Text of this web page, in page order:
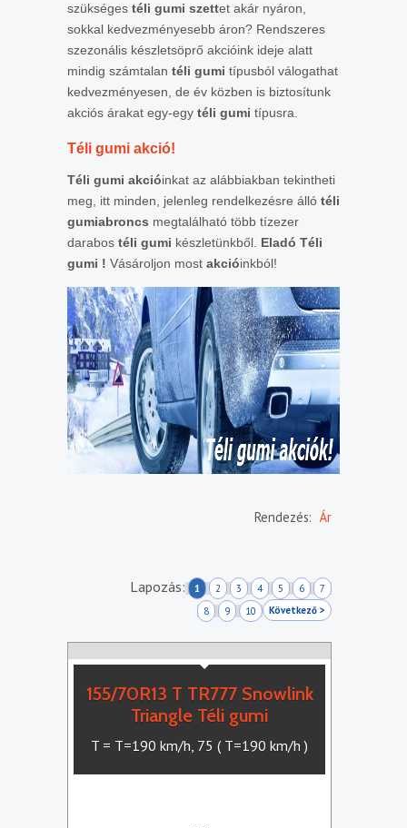
szükséges téli gumi szettet akár nyáron,
sokkal kedvezményesebb áron? Rendszeres
szezonális készletsöprő akcióink ideje alatt
mindig számtalan téli gumi típusból válogathat
kedvezményesen, de év közben is biztosítunk
akciós árakat egy-egy téli gumi típusra.
Téli gumi akció!
Téli gumi akcióinkat az alábbiakban tekintheti
meg, itt minden, jelenleg rendelkezésre álló téli
gumiabroncs megtalálható több tízezer
darabos téli gumi készletünkből. Eladó Téli
gumi ! Vásároljon most akcióinkból!
Rendezés: Ár
Lapozás: 1 2 3 4 5 6
7
8
9 10 Következő >
155/70R13 T TR777 Snowlink
Triangle Téli gumi
T = T=190 km/h, 75 ( T=190 km/h )